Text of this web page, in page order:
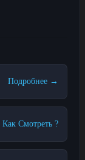
Подробнее →
Как Смотреть ?